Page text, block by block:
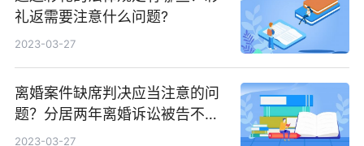
礼返需要注意什么问题?
2023-03-27
离婚案件缺席判决应当注意的问
题？分居两年离婚诉讼被告不出
庭怎么办？
2023-03-27